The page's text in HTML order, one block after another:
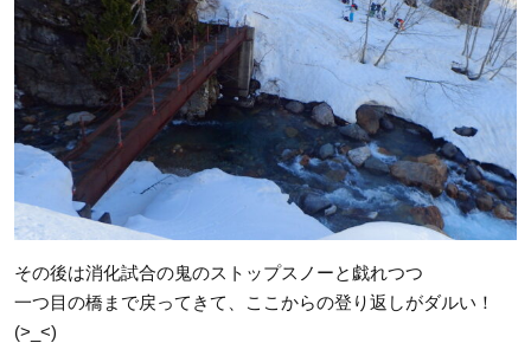
その後は消化試合の鬼のストップスノーと戯れつつ
一つ目の橋まで戻ってきて、ここからの登り返しがダルい！
(>_<)